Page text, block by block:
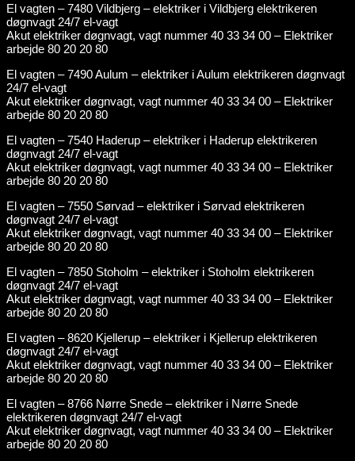
El vagten – 7480 Vildbjerg – elektriker i Vildbjerg elektrikeren
døgnvagt 24/7 el-vagt
Akut elektriker døgnvagt, vagt nummer 40 33 34 00 – Elektriker
arbejde 80 20 20 80
El vagten – 7490 Aulum – elektriker i Aulum elektrikeren døgnvagt
24/7 el-vagt
Akut elektriker døgnvagt, vagt nummer 40 33 34 00 – Elektriker
arbejde 80 20 20 80
El vagten – 7540 Haderup – elektriker i Haderup elektrikeren
døgnvagt 24/7 el-vagt
Akut elektriker døgnvagt, vagt nummer 40 33 34 00 – Elektriker
arbejde 80 20 20 80
El vagten – 7550 Sørvad – elektriker i Sørvad elektrikeren
døgnvagt 24/7 el-vagt
Akut elektriker døgnvagt, vagt nummer 40 33 34 00 – Elektriker
arbejde 80 20 20 80
El vagten – 7850 Stoholm – elektriker i Stoholm elektrikeren
døgnvagt 24/7 el-vagt
Akut elektriker døgnvagt, vagt nummer 40 33 34 00 – Elektriker
arbejde 80 20 20 80
El vagten – 8620 Kjellerup – elektriker i Kjellerup elektrikeren
døgnvagt 24/7 el-vagt
Akut elektriker døgnvagt, vagt nummer 40 33 34 00 – Elektriker
arbejde 80 20 20 80
El vagten – 8766 Nørre Snede – elektriker i Nørre Snede
elektrikeren døgnvagt 24/7 el-vagt
Akut elektriker døgnvagt, vagt nummer 40 33 34 00 – Elektriker
arbejde 80 20 20 80